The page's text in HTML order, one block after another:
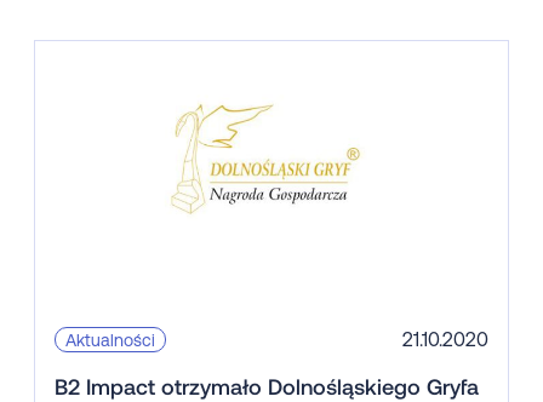
Aktualności 21.10.2020
B2 Impact otrzymało Dolnośląskiego Gryfa